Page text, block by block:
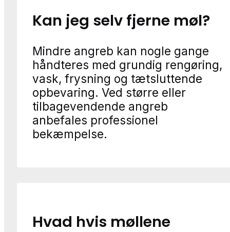
Kan jeg selv fjerne møl?
Mindre angreb kan nogle gange
håndteres med grundig rengøring,
vask, frysning og tætsluttende
opbevaring. Ved større eller
tilbagevendende angreb
anbefales professionel
bekæmpelse.
Hvad hvis møllene